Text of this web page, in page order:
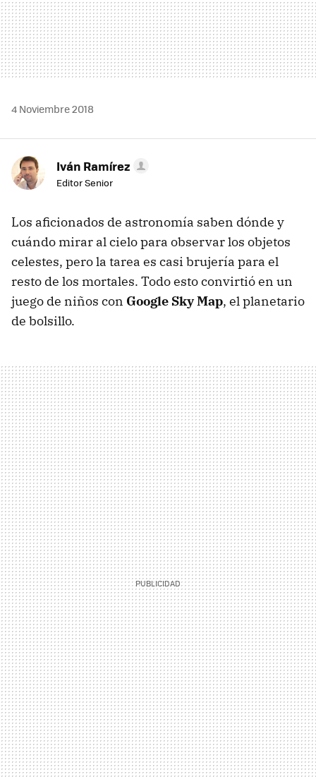
4 Noviembre 2018
Iván Ramírez
Editor Senior
Los aficionados de astronomía saben dónde y
cuándo mirar al cielo para observar los objetos
celestes, pero la tarea es casi brujería para el
resto de los mortales. Todo esto convirtió en un
juego de niños con Google Sky Map, el planetario
de bolsillo.